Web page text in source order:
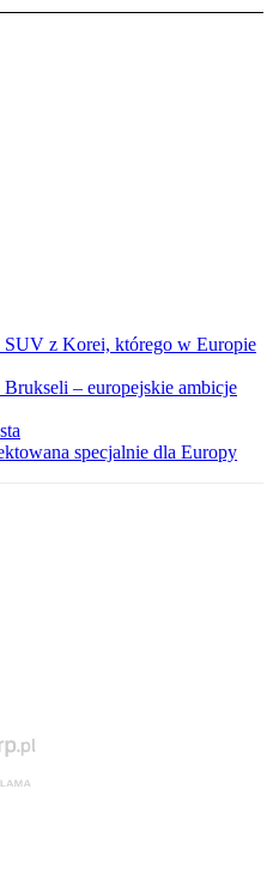
SUV z Korei, którego w Europie
– europejskie ambicje
specjalnie dla Europy